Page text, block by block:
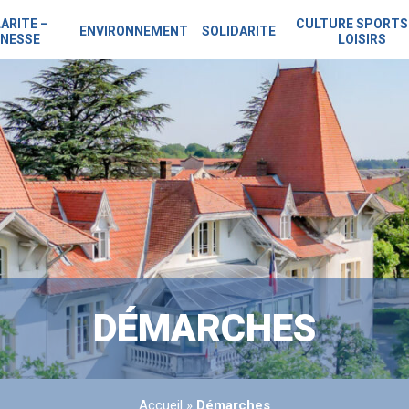
–
ENVIRONNEMENT SOLIDARITE
CULTURE
LOISIRS
DÉMARCHES
Accueil » Démarches